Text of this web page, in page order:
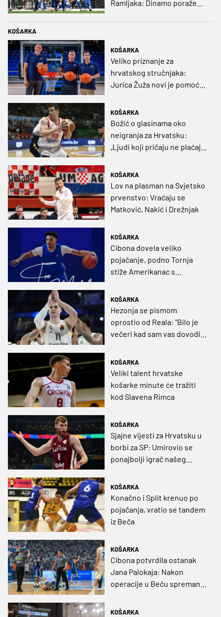
Ramljaka: Dinamo poražen
KOŠARKA
KOŠARKA
Veliko priznanje za
hrvatskog stručnjaka:
Jurica Žuža novi je pomoćni
KOŠARKA
Božić o glasinama oko
neigranja za Hrvatsku:
„Ljudi koji pričaju ne plaćaju
komentare dušebrižnika“
KOŠARKA
Lov na plasman na Svjetsko
prvenstvo: Vraćaju se
Matković, Nakić i Drežnjak
KOŠARKA
Cibona dovela veliko
pojačanje, podno Tornja
stiže Amerikanac s
KOŠARKA
Hezonja se pismom
oprostio od Reala: "Bilo je
večeri kad sam vas dovodio
KOŠARKA
Veliki talent hrvatske
košarke minute će tražiti
kod Slavena Rimca
KOŠARKA
Sjajne vijesti za Hrvatsku u
borbi za SP: Umirovio se
ponajbolji igrač našeg
KOŠARKA
Konačno i Split krenuo po
pojačanja, vratio se tandem
iz Beča
KOŠARKA
Cibona potvrdila ostanak
Jana Palokaja: Nakon
operacije u Beču spreman
KOŠARKA